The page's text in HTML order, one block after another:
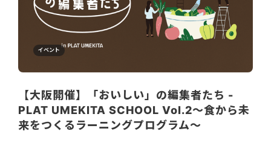
イベント
【大阪開催】「おいしい」の編集者たち -
PLAT UMEKITA SCHOOL Vol.2～食から未
来をつくるラーニングプログラム～